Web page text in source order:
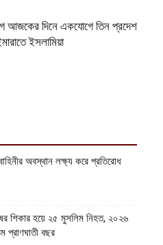
আজকের দিনে একযোগে তিন প্রদেশ
ইসলামিয়া
অবস্থান লক্ষ্য করে প্রতিরোধ
শিকার হয়ে ২৫ মুসলিম নিহত, ২০২৬
প্রাণঘাতী বছর